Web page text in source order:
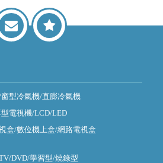
型冷氣機/直膨冷氣機
電視機/LCD/LED
盒/數位機上盒/網路電視盒
DVD/學習型/燒錄型